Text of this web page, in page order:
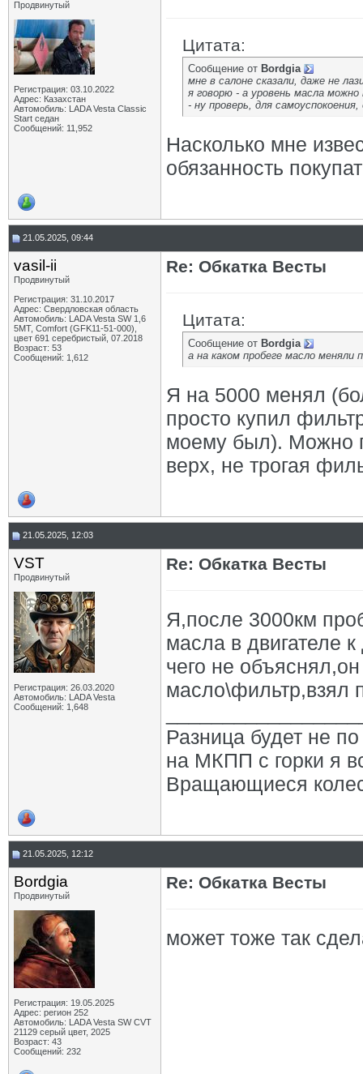
Продвинутый
Регистрация: 03.10.2022
Адрес: Казахстан
Автомобиль: LADA Vesta Classic
Start седан
Сообщений: 11,952
Цитата:
Сообщение от Bordgia
мне в салоне сказали, даже не
я говорю - а уровень масла можно
- ну проверь, для
Насколько мне
обязанность
21.05.2025, 09:44
vasil-ii
Продвинутый
Регистрация: 31.10.2017
Адрес: Свердловская область
Автомобиль: LADA Vesta SW 1,6
5МТ, Comfort (GFK11-51-000),
цвет 691 серебристый, 07.2018
Возраст: 53
Сообщений: 1,612
Re: Обкатка Весты
Цитата:
Сообщение от Bordgia
а на каком пробеге масло меняли
Я на 5000 менял
просто купил
моему был). Можно
верх, не трогая
21.05.2025, 12:03
VST
Продвинутый
Регистрация: 26.03.2020
Автомобиль: LADA Vesta
Сообщений: 1,648
Re: Обкатка Весты
Я,после 3000км
масла в двигателе
чего не
масло\фильтр,взял
Разница будет не
на МКПП с горки я
Вращающиеся
21.05.2025, 12:12
Bordgia
Продвинутый
Регистрация: 19.05.2025
Адрес: регион 252
Автомобиль: LADA Vesta SW CVT
21129 серый цвет, 2025
Возраст: 43
Сообщений: 232
Re: Обкатка Весты
может тоже так